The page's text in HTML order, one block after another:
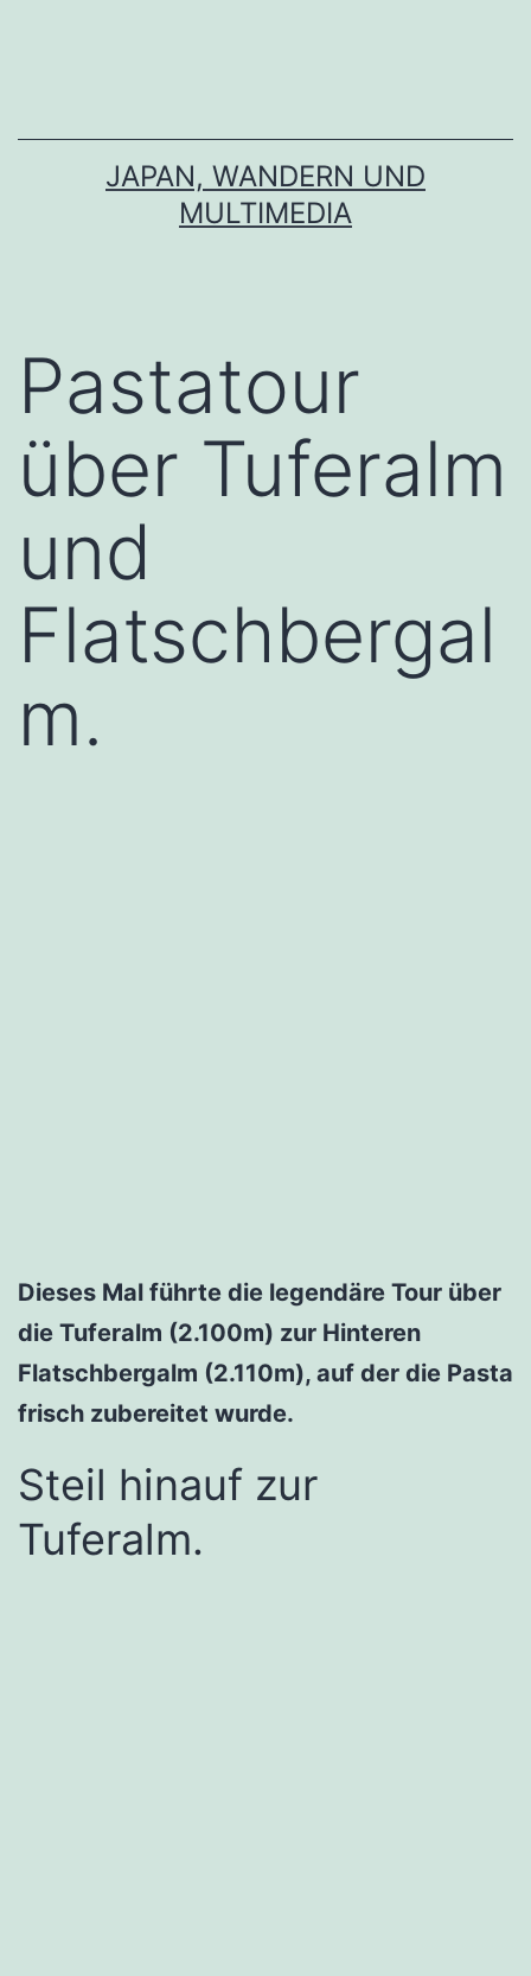
JAPAN, WANDERN UND
MULTIMEDIA
Pastatour
über Tuferalm
und
Flatschbergal
m.
Dieses Mal führte die legendäre Tour über
die Tuferalm (2.100m) zur Hinteren
Flatschbergalm (2.110m), auf der die Pasta
frisch zubereitet wurde.
Steil hinauf zur
Tuferalm.